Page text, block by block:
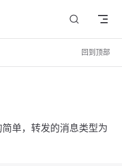
回到顶部
单，转发的消息类型为